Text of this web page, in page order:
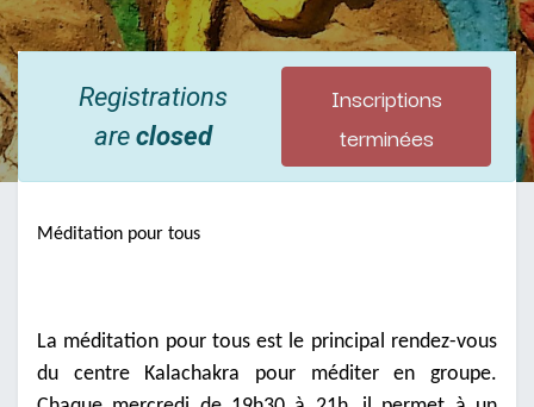
Registrations
areclosed
Inscriptions
terminées
Méditation pour tous
La méditation pour tous est le principal rendez-vous
du centre Kalachakra pour méditer en groupe.